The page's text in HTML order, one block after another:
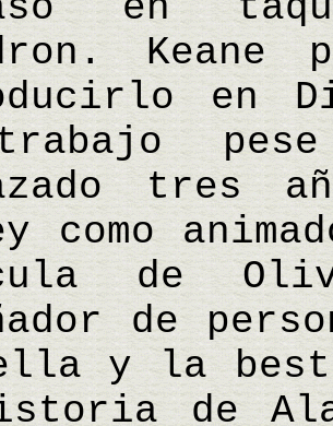
Keane
en
tres
como
de
de
y la
de